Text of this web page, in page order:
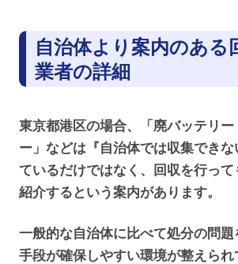
自治体より案内のある
業者の詳細
東京都港区の場合、「廃バッテリー
ー」などは『自治体では収集でき
ているだけではなく、回収を行っ
紹介するという案内があります。
一般的な自治体に比べて処分の問
手段が確保しやすい環境が整えられ